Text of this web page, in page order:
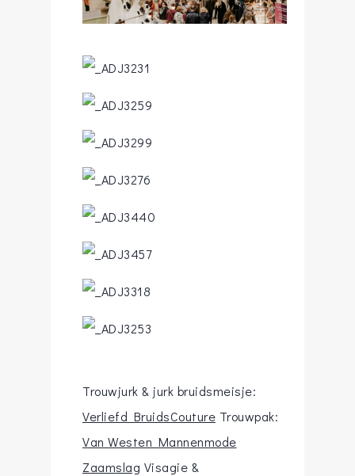
Trouwjurk & jurk bruidsmeisje:
Verliefd BruidsCouture Trouwpak:
Van Westen Mannenmode
Zaamslag Visagie &